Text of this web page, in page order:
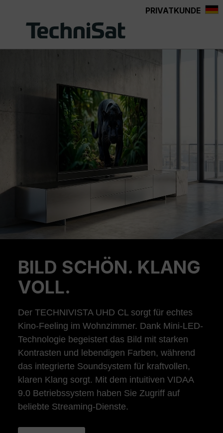
PRIVATKUNDE
BILD SCHÖN. KLANG
VOLL.
Der TECHNIVISTA UHD CL sorgt für echtes
Kino-Feeling im Wohnzimmer. Dank Mini-LED-
Technologie begeistert das Bild mit starken
Kontrasten und lebendigen Farben, während
das integrierte Soundsystem für kraftvollen,
klaren Klang sorgt. Mit dem intuitiven VIDAA
9.0 Betriebssystem haben Sie Zugriff auf
beliebte Streaming-Dienste.
Previous